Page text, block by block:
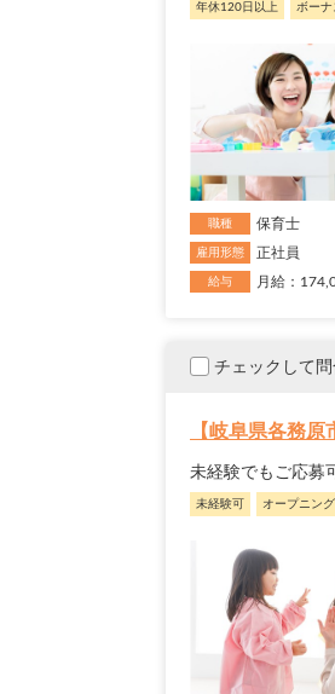
年休120日以上 ボーナ
職種 保育士
雇用形態 正社員
給与 月給：
チェックして
【岐阜県各務
未経験でもご応募
未経験可 オープニング